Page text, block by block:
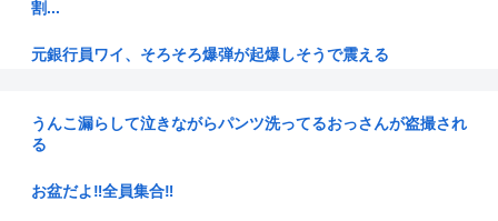
割...
元銀行員ワイ、そろそろ爆弾が起爆しそうで震える
せてっ...
うんこ漏らして泣きながらパンツ洗ってるおっさんが盗撮され
る
お盆だよ‼全員集合‼